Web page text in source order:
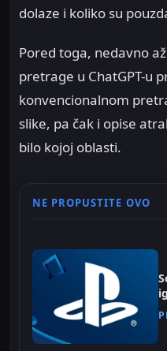
dolaze i koliko su
Pored toga, nedavno
pretrage u ChatGPT-u
konvencionalnom
slike, pa čak i opise
bilo kojoj oblasti.
NE PROPUSTITE OVO